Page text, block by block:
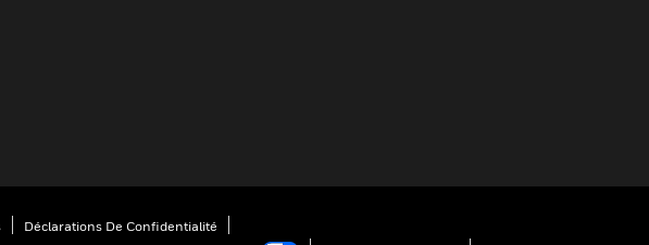
Déclarations De Confidentialité